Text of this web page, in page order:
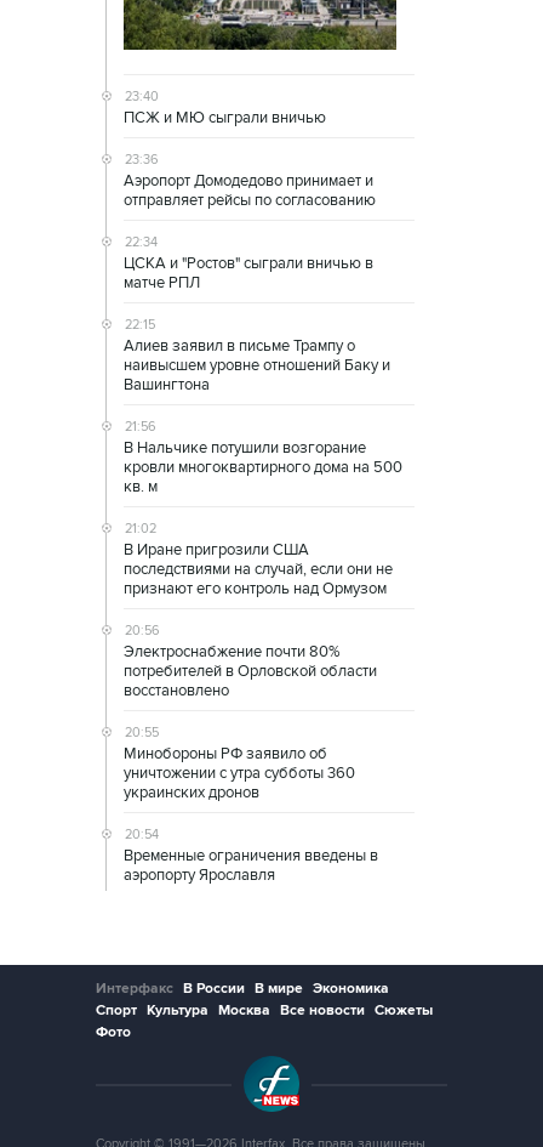
23:40
ПСЖ и МЮ сыграли вничью
23:36
Аэропорт Домодедово принимает и
отправляет рейсы по согласованию
22:34
ЦСКА и "Ростов" сыграли вничью в
матче РПЛ
22:15
Алиев заявил в письме Трампу о
наивысшем уровне отношений Баку и
Вашингтона
21:56
В Нальчике потушили возгорание
кровли многоквартирного дома на 500
кв. м
21:02
В Иране пригрозили США
последствиями на случай, если они не
признают его контроль над Ормузом
20:56
Электроснабжение почти 80%
потребителей в Орловской области
восстановлено
20:55
Минобороны РФ заявило об
уничтожении с утра субботы 360
украинских дронов
20:54
Временные ограничения введены в
аэропорту Ярославля
Интерфакс В России В мире Экономика
Спорт Культура Москва Все новости Сюжеты
Фото